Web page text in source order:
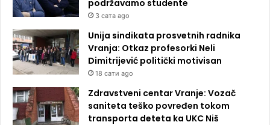
podržavamo studente
3 сата ago
Unija sindikata prosvetnih radnika
Vranja: Otkaz profesorki Neli
Dimitrijević politički motivisan
18 сати ago
Zdravstveni centar Vranje: Vozač
saniteta teško povređen tokom
transporta deteta ka UKC Niš